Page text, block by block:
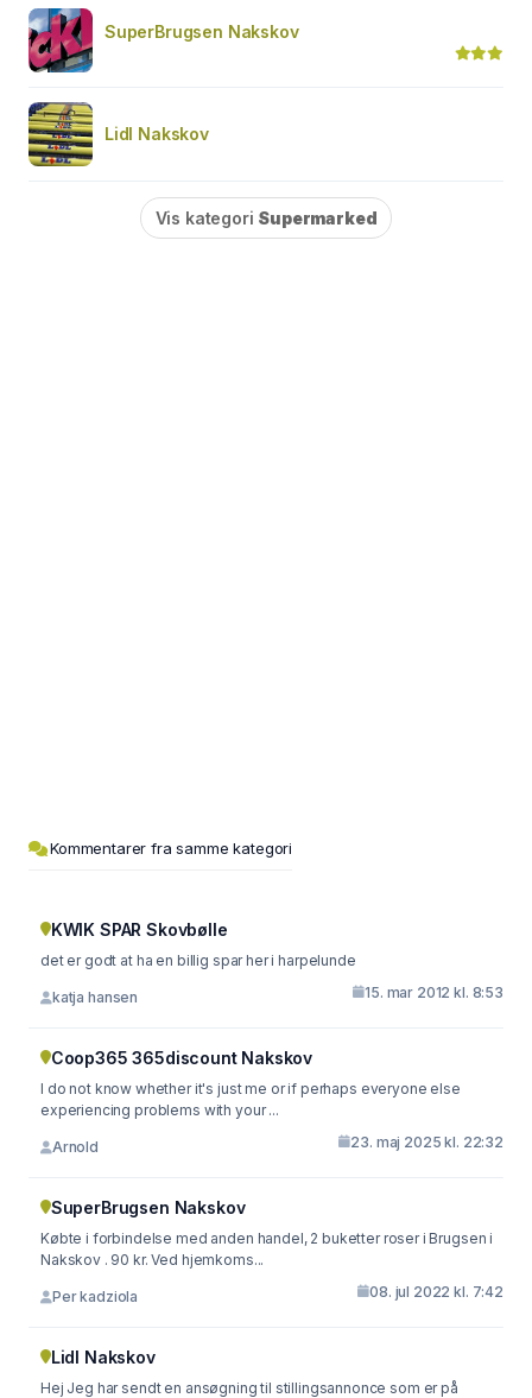
SuperBrugsen Nakskov
Lidl Nakskov
Vis kategori Supermarked
Kommentarer fra samme kategori
KWIK SPAR Skovbølle
det er godt at ha en billig spar her i harpelunde
katja hansen 15. mar 2012 kl. 8:53
Coop365 365discount Nakskov
I do not know whether it's just me or if perhaps everyone else
experiencing problems with your ...
Arnold 23. maj 2025 kl. 22:32
SuperBrugsen Nakskov
Købte i forbindelse med anden handel, 2 buketter roser i Brugsen i
Nakskov . 90 kr. Ved hjemkoms...
Per kadziola 08. jul 2022 kl. 7:42
Lidl Nakskov
Hej Jeg har sendt en ansøgning til stillingsannonce som er på